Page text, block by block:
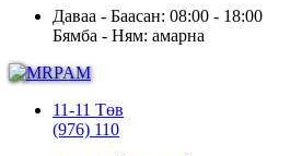
Даваа - Баасан: 08:00 - 18:00
Бямба - Ням: амарна
11-11 Төв
(976) 110